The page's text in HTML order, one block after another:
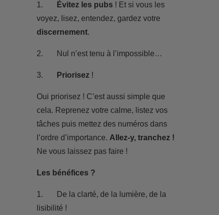
1. Évitez les pubs ! Et si vous les
voyez, lisez, entendez, gardez votre
discernement.
2. Nul n’est tenu à l’impossible…
3. Priorisez !
Oui priorisez ! C’est aussi simple que
cela. Reprenez votre calme, listez vos
tâches puis mettez des numéros dans
l’ordre d’importance. Allez-y, tranchez !
Ne vous laissez pas faire !
Les bénéfices ?
1. De la clarté, de la lumière, de la
lisibilité !